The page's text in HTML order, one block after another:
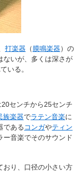
打楽器 （膜鳴楽器）の
ないが、多くは深さが
いる。
センチから25センチ
族楽器でラテン音楽に
である コンガやティン
ー音楽でそのサウンド
おり、口径の小さい方